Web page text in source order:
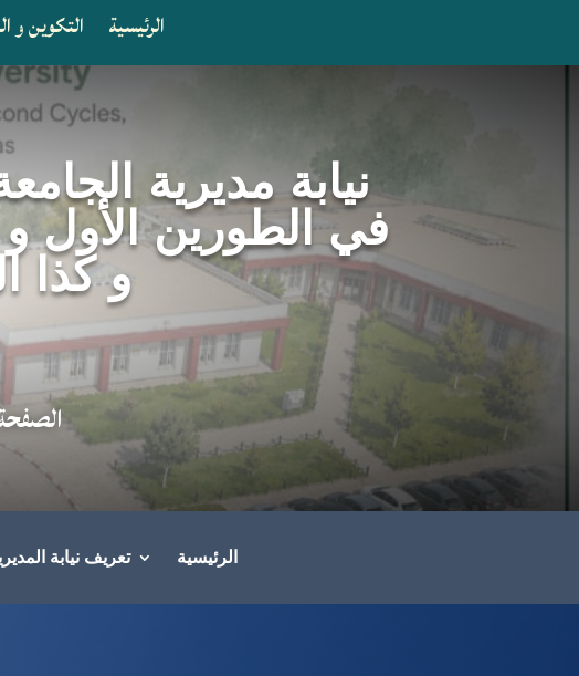
الرئيسية التكوين و
نيابة مديرية
في الطورين الأول و
و كذا
الرئيسية تعريف نيابة